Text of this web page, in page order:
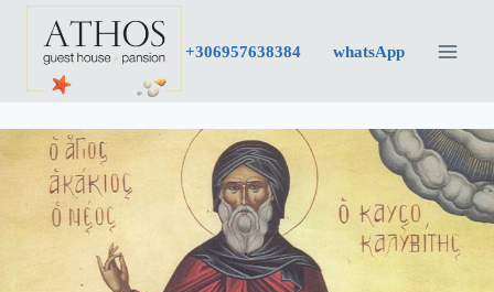
Към
съдържанието
+306957638384 whatsApp